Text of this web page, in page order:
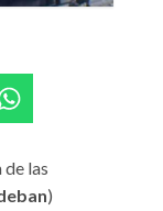
de las
)